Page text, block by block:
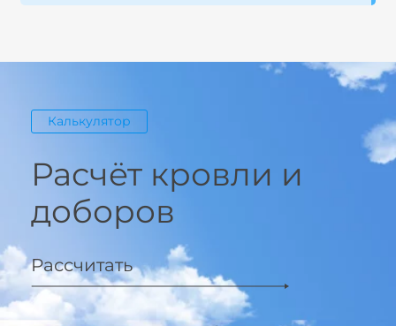
Калькулятор
Расчёт кровли и
доборов
Рассчитать